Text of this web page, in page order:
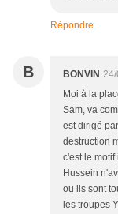
Répondre
B BONVIN
Moi à la
Sam, va
est dirigé
destruction
c'est le
Hussein
ou ils sont
les troupes